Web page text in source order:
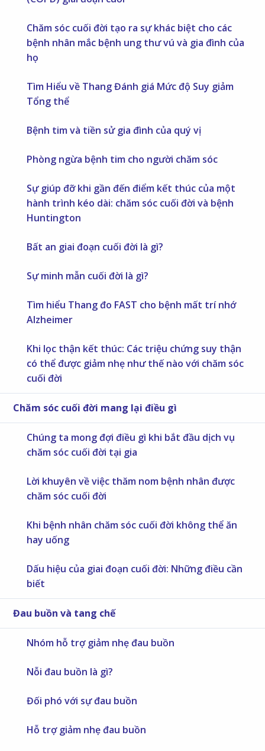
Chăm sóc cuối đời tạo ra sự khác biệt cho các
bệnh nhân mắc bệnh ung thư vú và gia đình của
họ
Tìm Hiểu về Thang Đánh giá Mức độ Suy giảm
Tổng thể
Bệnh tim và tiền sử gia đình của quý vị
Phòng ngừa bệnh tim cho người chăm sóc
Sự giúp đỡ khi gần đến điểm kết thúc của một
hành trình kéo dài: chăm sóc cuối đời và bệnh
Huntington
Bất an giai đoạn cuối đời là gì?
Sự minh mẫn cuối đời là gì?
Tìm hiểu Thang đo FAST cho bệnh mất trí nhớ
Alzheimer
Khi lọc thận kết thúc: Các triệu chứng suy thận
có thể được giảm nhẹ như thế nào với chăm sóc
cuối đời
Chăm sóc cuối đời mang lại điều gì
Chúng ta mong đợi điều gì khi bắt đầu dịch vụ
chăm sóc cuối đời tại gia
Lời khuyên về việc thăm nom bệnh nhân được
chăm sóc cuối đời
Khi bệnh nhân chăm sóc cuối đời không thể ăn
hay uống
Dấu hiệu của giai đoạn cuối đời: Những điều cần
biết
Đau buồn và tang chế
Nhóm hỗ trợ giảm nhẹ đau buồn
Nỗi đau buồn là gì?
Đối phó với sự đau buồn
Hỗ trợ giảm nhẹ đau buồn